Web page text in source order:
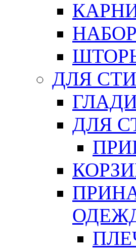
ДЛЯ
ДЛЯ